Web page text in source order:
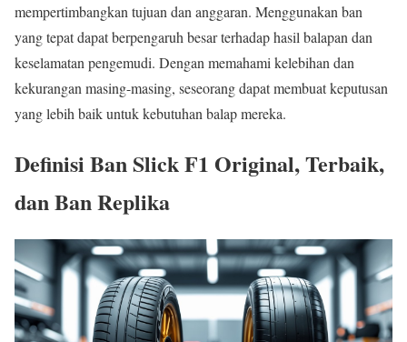
mempertimbangkan tujuan dan anggaran. Menggunakan ban
yang tepat dapat berpengaruh besar terhadap hasil balapan dan
keselamatan pengemudi. Dengan memahami kelebihan dan
kekurangan masing-masing, seseorang dapat membuat keputusan
yang lebih baik untuk kebutuhan balap mereka.
Definisi Ban Slick F1 Original, Terbaik,
dan Ban Replika